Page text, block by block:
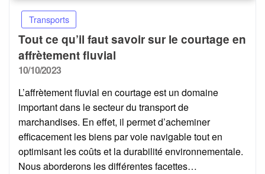
Transports
Tout ce qu’il faut savoir sur le courtage en
affrètement fluvial
Posted
10/10/2023
L’affrètement fluvial en courtage est un domaine
important dans le secteur du transport de
marchandises. En effet, il permet d’acheminer
efficacement les biens par voie navigable tout en
optimisant les coûts et la durabilité environnementale.
Nous aborderons les différentes facettes…